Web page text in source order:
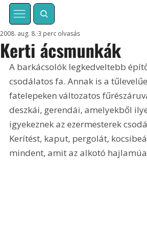
Kerti ácsmunkák
2008. aug. 8. 3 perc olvasás
A barkácsolók legkedveltebb
csodálatos fa. Annak is a
fatelepeken változatos
deszkái, gerendái, amelyekből
igyekeznek az ezermesterek
Kerítést, kaput, pergolát,
mindent, amit az alkotó